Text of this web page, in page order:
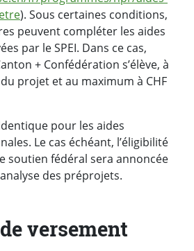
). Sous certaines conditions,
peuvent compléter les aides
par le SPEI. Dans ce cas,
+ Confédération s’élève, à
projet et au maximum à CHF
pour les aides
Le cas échéant, l’éligibilité
soutien fédéral sera annoncée
des préprojets.
versement